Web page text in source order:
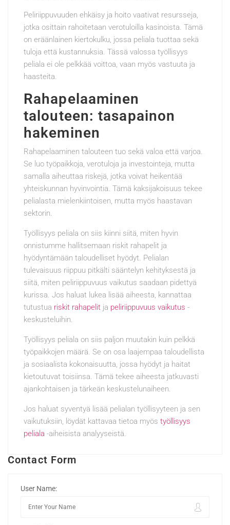
Peliriippuvuuden ehkäisy ja hoito vaativat resursseja,
jotka osittain rahoitetaan verotuloilla kasinoista. Tämä
on eräänlainen kiertokulku, jossa peliala tuottaa sekä
tuloja että kustannuksia. Tässä valossa työllisyys
peliala ei ole pelkkää voittoa, vaan myös vastuuta ja
haasteita.
Rahapelaaminen
talouteen: tasapainon
hakeminen
Rahapelaaminen talouteen tuo sekä valoa että varjoa.
Se luo työpaikkoja, verotuloja ja investointeja, mutta
samalla aiheuttaa riskejä, jotka voivat heikentää
yhteiskunnan hyvinvointia. Tämä kaksijakoisuus tekee
pelialasta mielenkiintoisen, mutta myös haastavan
sektorin.
Työllisyys peliala on siis kiinni siitä, miten hyvin
onnistumme hallitsemaan riskit rahapelit ja
hyödyntämään taloudelliset hyödyt. Pelialan
tulevaisuus riippuu pitkälti sääntelyn kehityksestä ja
siitä, miten peliriippuvuus vaikutus saadaan pidettyä
kurissa. Jos haluat lukea lisää aiheesta, kannattaa
tutustua riskit rahapelit ja peliriippuvuus vaikutus -
keskusteluihin.
Työllisyys peliala on siis paljon muutakin kuin pelkkä
työpaikkojen määrä. Se on osa laajempaa taloudellista
ja sosiaalista kokonaisuutta, jossa hyödyt ja haitat
kietoutuvat toisiinsa. Tämä tekee aiheesta jatkuvasti
ajankohtaisen ja tärkeän keskustelunaiheen.
Jos haluat syventyä lisää pelialan työllisyyteen ja sen
vaikutuksiin, löydät kattavaa tietoa myös työllisyys
peliala -aiheisista analyyseistä.
Contact Form
User Name: